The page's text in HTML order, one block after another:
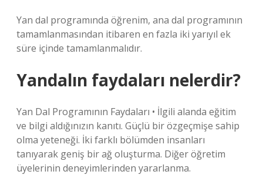
Yan dal programında öğrenim, ana dal programının
tamamlanmasından itibaren en fazla iki yarıyıl ek
süre içinde tamamlanmalıdır.
Yandalın faydaları nelerdir?
Yan Dal Programının Faydaları • İlgili alanda eğitim
ve bilgi aldığınızın kanıtı. Güçlü bir özgeçmişe sahip
olma yeteneği. İki farklı bölümden insanları
tanıyarak geniş bir ağ oluşturma. Diğer öğretim
üyelerinin deneyimlerinden yararlanma.